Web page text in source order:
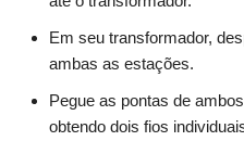
Em seu transformador,
ambas as estações.
Pegue as pontas de
obtendo dois fios